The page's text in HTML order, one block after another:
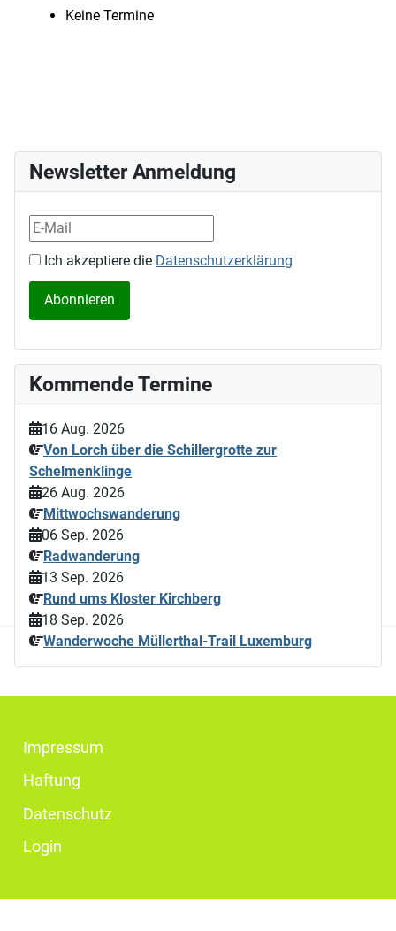
Keine Termine
Newsletter Anmeldung
Ich akzeptiere die Datenschutzerklärung
Kommende Termine
16 Aug. 2026
Von Lorch über die Schillergrotte zur
Schelmenklinge
26 Aug. 2026
Mittwochswanderung
06 Sep. 2026
Radwanderung
13 Sep. 2026
Rund ums Kloster Kirchberg
18 Sep. 2026
Wanderwoche Müllerthal-Trail Luxemburg
Impressum
Haftung
Datenschutz
Login